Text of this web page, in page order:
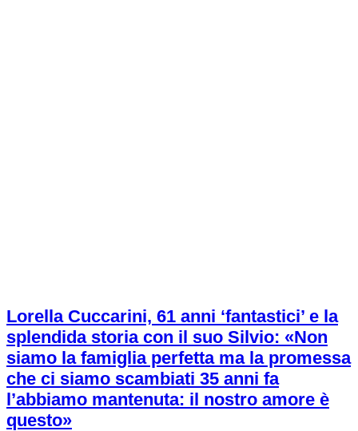
Lorella Cuccarini, 61 anni ‘fantastici’ e la
splendida storia con il suo Silvio: «Non
siamo la famiglia perfetta ma la promessa
che ci siamo scambiati 35 anni fa
l’abbiamo mantenuta: il nostro amore è
questo»